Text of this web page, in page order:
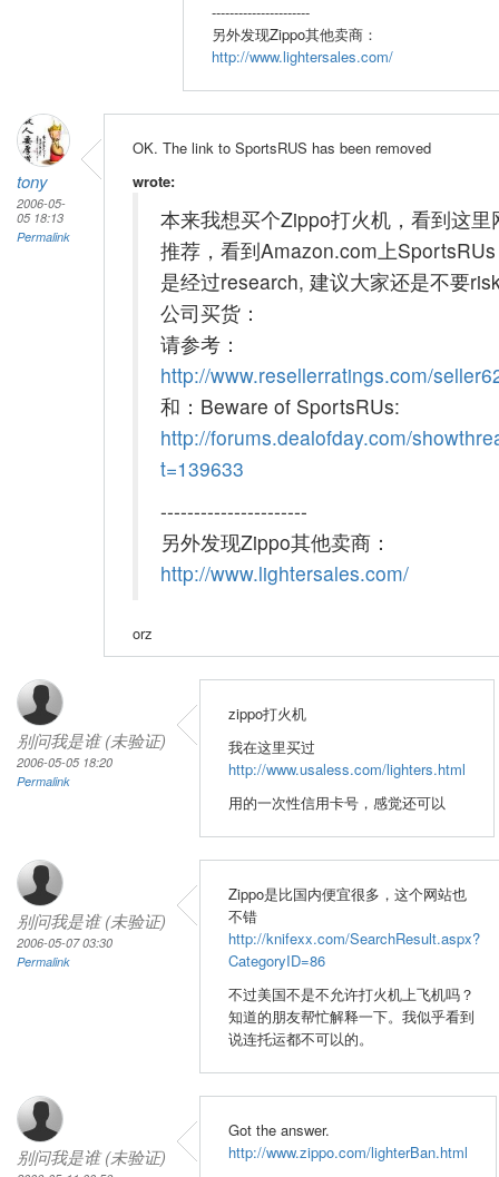
----------------------
另外发现Zippo其他卖商：
http://www.lightersales.com/
tony
2006-05-
05 18:13
Permalink
OK. The link to SportsRUS has been removed
wrote:
本来我想买个Zippo打火机，看到这里
推荐，看到Amazon.com上
是经过research, 建议大家还是不要
公司买货：
请参考：
http://www.resellerratings.com/
和：Beware of SportsRUs:
http://forums.dealofday.com/
t=139633
----------------------
另外发现Zippo其他卖商：
http://www.lightersales.com/
orz
别问我是谁 (未验证)
2006-05-05 18:20
Permalink
zippo打火机
我在这里买过
http://www.usaless.com/lighters.html
用的一次性信用卡号，感觉还可以
别问我是谁 (未验证)
2006-05-07 03:30
Permalink
Zippo是比国内便宜很多，这个网站也
不错
http://knifexx.com/SearchResult.aspx?
CategoryID=86
不过美国不是不允许打火机上飞机吗？
知道的朋友帮忙解释一下。我似乎看到
说连托运都不可以的。
别问我是谁 (未验证)
Got the answer.
http://www.zippo.com/lighterBan.html